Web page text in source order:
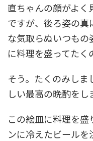
直ちゃんの顔がよ
ですが、後ろ姿の
な気取らぬいつも
に料理を盛ってたく
そう。たくのみし
しい最高の晩酌をし
この絵皿に料理を
ンに冷えたビール